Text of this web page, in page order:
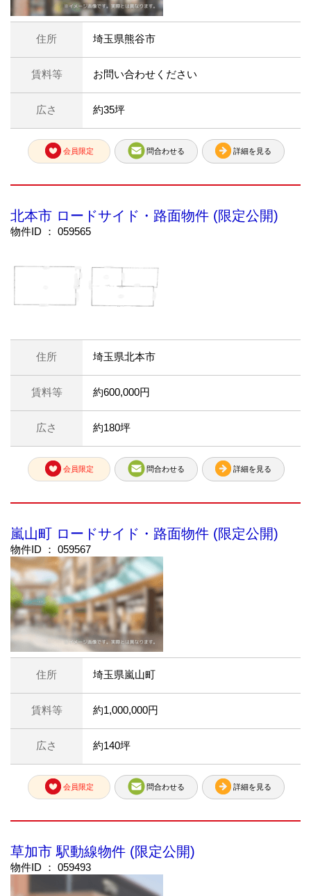
住所 埼玉県熊谷市
賃料等 お問い合わせください
広さ 約35坪
会員限定 問合わせる 詳細を見る
北本市 ロードサイド・路面物件 (限定公開)
物件ID ： 059565
住所 埼玉県北本市
賃料等 約600,000円
広さ 約180坪
会員限定 問合わせる 詳細を見る
嵐山町 ロードサイド・路面物件 (限定公開)
物件ID ： 059567
住所 埼玉県嵐山町
賃料等 約1,000,000円
広さ 約140坪
会員限定 問合わせる 詳細を見る
草加市 駅動線物件 (限定公開)
物件ID ： 059493